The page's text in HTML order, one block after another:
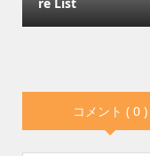
コメント ( 0 )